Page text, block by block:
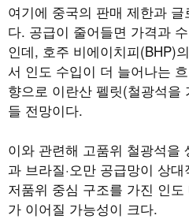
여기에 중국의 판매 제한과
다. 공급이 줄어들면 가격과
인데, 호주 비에이치피(BHP)
서 인도 수입이 더 늘어나는
향으로 이란산 펠릿(철광석을
들 전망이다.
이와 관련해 고품위 철광석을
과 브라질·오만 공급망이 상
저품위 중심 구조를 가진 인
가 이어질 가능성이 크다.